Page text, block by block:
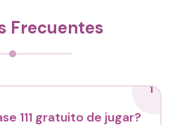
Frecuentes
1
111 gratuito de jugar?